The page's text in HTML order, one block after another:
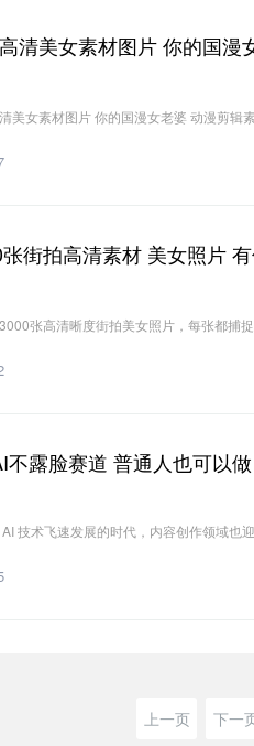
清美女素材图片 你的国漫
美女素材图片 你的国漫女老婆 动漫剪辑
街拍高清素材 美女照片
张高清晰度街拍美女照片，每张都捕
不露脸赛道 普通人也可以做
技术飞速发展的时代，内容创作领域也
上一页 下一